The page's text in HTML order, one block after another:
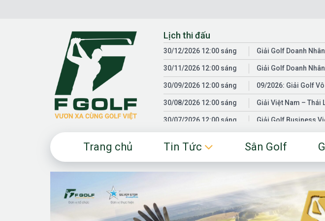
F
Lịch thi đấu
30/12/2026 12:00 sáng Giải Golf Doanh
30/11/2026 12:00 sáng Giải Golf Doanh
30/09/2026 12:00 sáng 09/2026: Giải Golf
30/08/2026 12:00 sáng Giải Việt Nam – Thái
30/07/2026 12:00 sáng Giải Golf Business
30/01/2026 12:00 sáng
Fgolf Open
18/04/2025 12:00 sáng Golf Business
Trang chủ Tin Tức Sân Golf